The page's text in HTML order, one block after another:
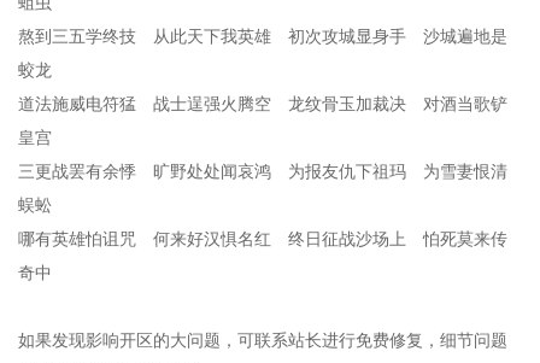
熬到三五学终技 从此天下我英雄 初次攻城显身手 沙城遍地是
蛟龙
道法施威电符猛 战士逞强火腾空 龙纹骨玉加裁决 对酒当歌铲
皇宫
三更战罢有余悸 旷野处处闻哀鸿 为报友仇下祖玛 为雪妻恨清
蜈蚣
哪有英雄怕诅咒 何来好汉惧名红 终日征战沙场上 怕死莫来传
奇中
如果发现影响开区的大问题，可联系站长进行免费修复，细节问题